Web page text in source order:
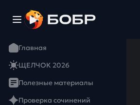
Главная
ЩЕЛЧОК 2026
Полезные материалы
Проверка сочинений